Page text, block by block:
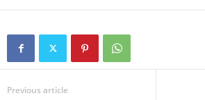
Previous article